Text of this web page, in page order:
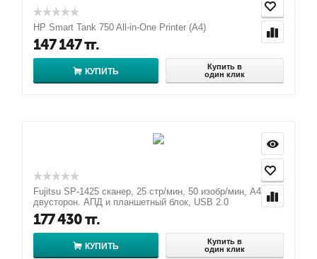
HP Smart Tank 750 All-in-One Printer (A4)
147 147тг.
КУПИТЬ
Купить в
один клик
Fujitsu SP-1425 сканер, 25 стр/мин, 50 изобр/мин, А4,
двусторон. АПД и планшетный блок, USB 2.0
177 430тг.
КУПИТЬ
Купить в
один клик